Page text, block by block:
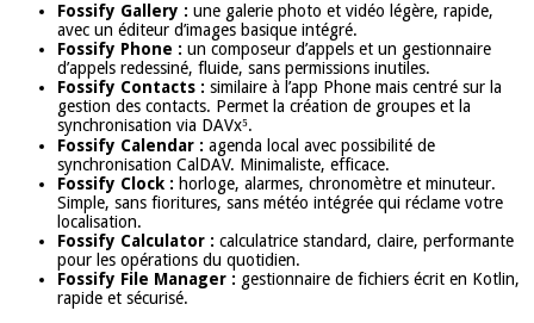
Fossify Gallery : une galerie photo et vidéo légère, rapide,
avec un éditeur d’images basique intégré.
Fossify Phone : un composeur d’appels et un gestionnaire
d’appels redessiné, fluide, sans permissions inutiles.
Fossify Contacts : similaire à l’app Phone mais centré sur la
gestion des contacts. Permet la création de groupes et la
synchronisation via DAVx⁵.
Fossify Calendar : agenda local avec possibilité de
synchronisation CalDAV. Minimaliste, efficace.
Fossify Clock : horloge, alarmes, chronomètre et minuteur.
Simple, sans fioritures, sans météo intégrée qui réclame votre
localisation.
Fossify Calculator : calculatrice standard, claire, performante
pour les opérations du quotidien.
Fossify File Manager : gestionnaire de fichiers écrit en Kotlin,
rapide et sécurisé.